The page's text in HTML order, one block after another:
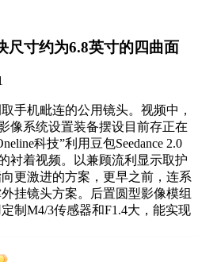
寸约为6.8英寸的四曲面
机毗连的公用镜头。视频中，
像系统设置装备摆设目前存正在
科技”利用豆包Seedance 2.0
衬着视频。以兼顾流利显示取护
更激进的方案，更早之前，连系
挂镜头方案。后置圆型影像模组
制M4/3传感器和F1.4大，能实现